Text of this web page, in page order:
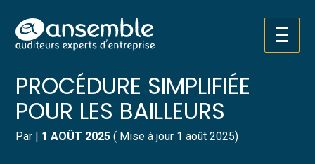
Aller
au
Créer et reprendre une activité
Gérer votre quotidien
Piloter votre entreprise
Développer votre entreprise
Pilotez votre gestion
Suivre votre comptabilité
Gérer vos ressources humaines
Dématérialiser vos documents
LOYERS IMPAYÉS : UNE
PROCÉDURE SIMPLIFIÉE
POUR LES BAILLEURS
Par | 1 AOÛT 2025 ( Mise à jour 1 août 2025)